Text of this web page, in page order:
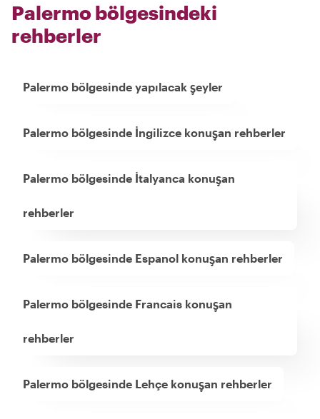
Palermo bölgesindeki
rehberler
Palermo bölgesinde yapılacak şeyler
Palermo bölgesinde İngilizce konuşan rehberler
Palermo bölgesinde İtalyanca konuşan
rehberler
Palermo bölgesinde Espanol konuşan rehberler
Palermo bölgesinde Francais konuşan
rehberler
Palermo bölgesinde Lehçe konuşan rehberler